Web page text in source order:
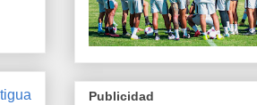
Publicidad